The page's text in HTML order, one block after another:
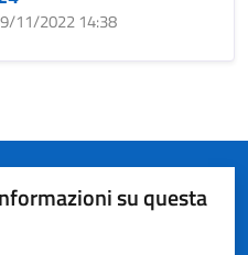
11/2022 14:38
su questa